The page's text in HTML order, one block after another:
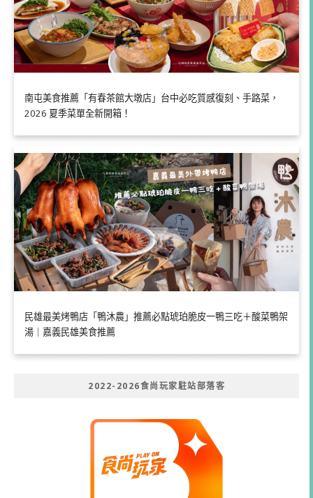
南屯美食推薦「有春茶館大墩店」台中必吃質感復刻、手路菜，
2026 夏季菜單全新開箱！
民雄最美烤鴨店「鴨沐農」推薦必點琥珀脆皮一鴨三吃＋酸菜鴨架
湯｜嘉義民雄美食推薦
2022-2026食尚玩家駐站部落客